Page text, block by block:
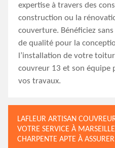
expertise à travers des
construction ou la
couverture. Bénéficiez
de qualité pour la
l’installation de votre
couvreur 13 et son équipe
vos travaux.
LAFLEUR ARTISAN
VOTRE SERVICE À
CHARPENTE APTE À